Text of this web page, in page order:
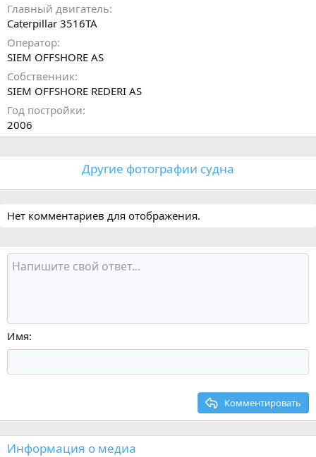
Главный двигатель
Caterpillar 3516TA
Оператор
SIEM OFFSHORE AS
Собственник
SIEM OFFSHORE REDERI AS
Год постройки
2006
Другие фотографии судна
Нет комментариев для отображения.
Имя
Комментировать
Информация о медиа